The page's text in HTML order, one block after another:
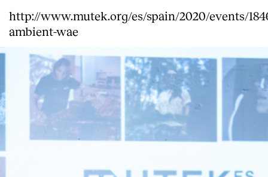
http://www.mutek.org/es/spain/2020/events/
ambient-wae